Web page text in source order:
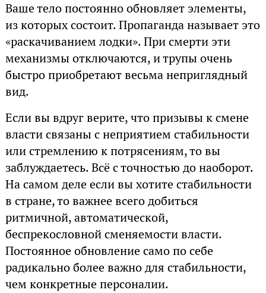
Ваше тело постоянно обновляет элементы,
из которых состоит. Пропаганда называет это
«раскачиванием лодки». При смерти эти
механизмы отключаются, и трупы очень
быстро приобретают весьма неприглядный
вид.
Если вы вдруг верите, что призывы к смене
власти связаны с неприятием стабильности
или стремлению к потрясениям, то вы
заблуждаетесь. Всё с точностью до наоборот.
На самом деле если вы хотите стабильности
в стране, то важнее всего добиться
ритмичной, автоматической,
беспрекословной сменяемости власти.
Постоянное обновление само по себе
радикально более важно для стабильности,
чем конкретные персоналии.